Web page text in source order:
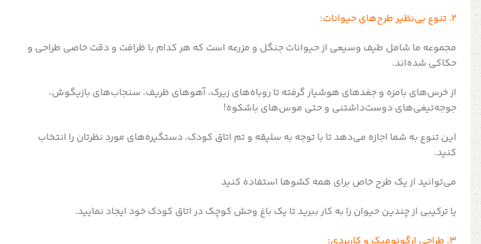
2. تنوع بی‌نظیر طرح‌های حیوانات:
مجموعه ما شامل طیف وسیعی از حیوانات جنگل و مزرعه است که هر کدام با ظرافت و دقت خاصی طراحی و
حکاکی شده‌اند.
از خرس‌های بامزه و جغدهای هوشیار گرفته تا روباه‌های زیرک، آهوهای ظریف، سنجاب‌های بازیگوش،
جوجه‌تیغی‌های دوست‌داشتنی و حتی موس‌های باشکوه!
این تنوع به شما اجازه می‌دهد تا با توجه به سلیقه و تم اتاق کودک، دستگیره‌های مورد نظرتان را انتخاب
کنید.
می‌توانید از یک طرح خاص برای همه کشوها استفاده کنید
یا ترکیبی از چندین حیوان را به کار ببرید تا یک باغ وحش کوچک در اتاق کودک خود ایجاد نمایید.
3. طراحی ارگونومیک و کاربردی: